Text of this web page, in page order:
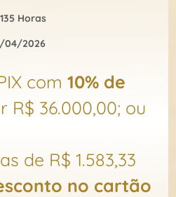
Horas
04/2026
com 10% de
R$ 36.000,00; ou
de R$ 1.583,33
no cartão